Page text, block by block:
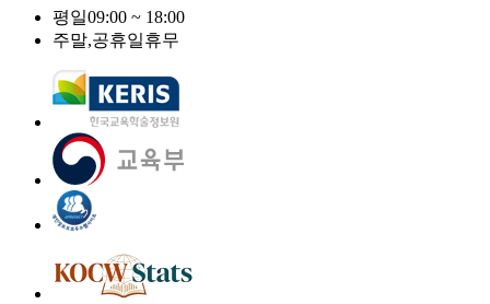
평일09:00 ~ 18:00
주말,공휴일휴무